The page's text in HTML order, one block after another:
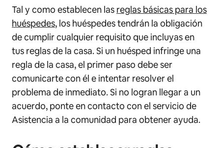
Tal y como establecen las reglas básicas para los
huéspedes, los huéspedes tendrán la obligación
de cumplir cualquier requisito que incluyas en
tus reglas de la casa. Si un huésped infringe una
regla de la casa, el primer paso debe ser
comunicarte con él e intentar resolver el
problema de inmediato. Si no logran llegar a un
acuerdo, ponte en contacto con el servicio de
Asistencia a la comunidad para obtener ayuda.